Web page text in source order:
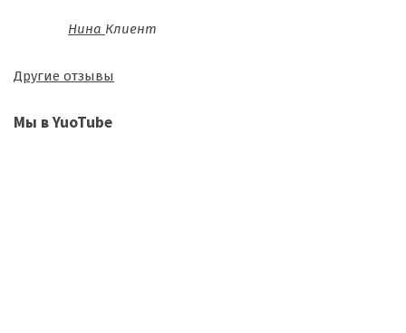
Нина Клиент
Другие отзывы
Мы в YuoTube